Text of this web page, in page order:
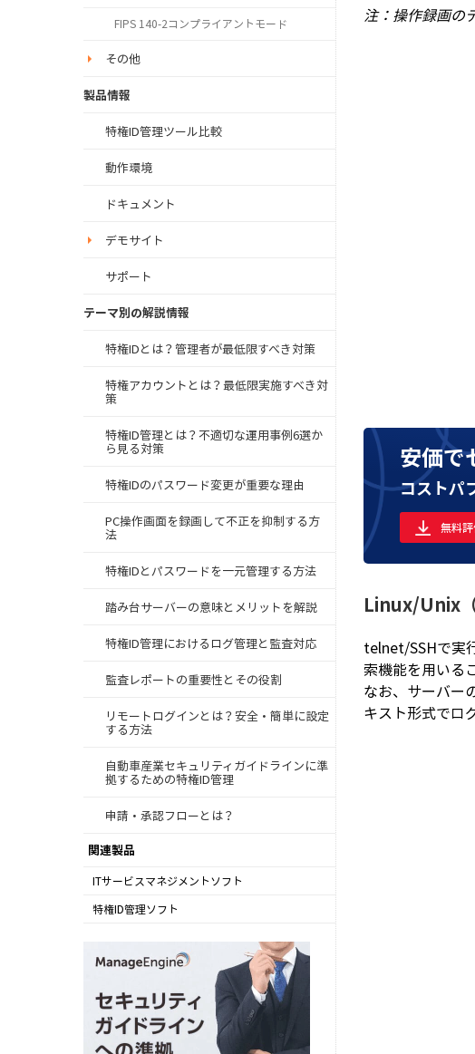
FIPS 140-2コンプライアントモード
その他
製品情報
特権ID管理ツール比較
動作環境
ドキュメント
デモサイト
サポート
テーマ別の解説情報
特権IDとは？管理者が最低限すべき対策
特権アカウントとは？最低限実施すべき対
策
特権ID管理とは？不適切な運用事例6選か
ら見る対策
特権IDのパスワード変更が重要な理由
PC操作画面を録画して不正を抑制する方
法
特権IDとパスワードを一元管理する方法
踏み台サーバーの意味とメリットを解説
特権ID管理におけるログ管理と監査対応
監査レポートの重要性とその役割
リモートログインとは？安全・簡単に設定
する方法
自動車産業セキュリティガイドラインに準
拠するための特権ID管理
申請・承認フローとは？
関連製品
ITサービスマネジメントソフト
ServiceDesk Plus
特権ID管理ソフト
注：操作録画の
安価で
コストパ
無料
Linux/Unix
telnet/SSHで実
索機能を用いる
なお、サーバー
キスト形式でロ